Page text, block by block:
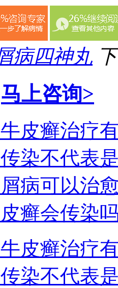
病四神丸
马上咨询>
皮癣治疗
染不代表
病可以治
癣会传染
皮癣治疗
染不代表